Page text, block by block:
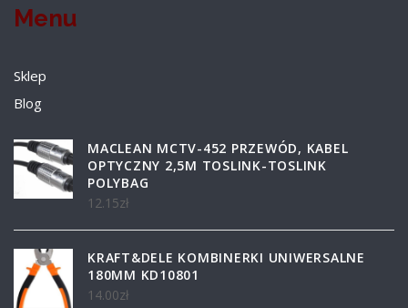
Menu
Sklep
Blog
MACLEAN MCTV-452 PRZEWÓD, KABEL
OPTYCZNY 2,5M TOSLINK-TOSLINK
POLYBAG
12.15zł
KRAFT&DELE KOMBINERKI UNIWERSALNE
180MM KD10801
14.00zł